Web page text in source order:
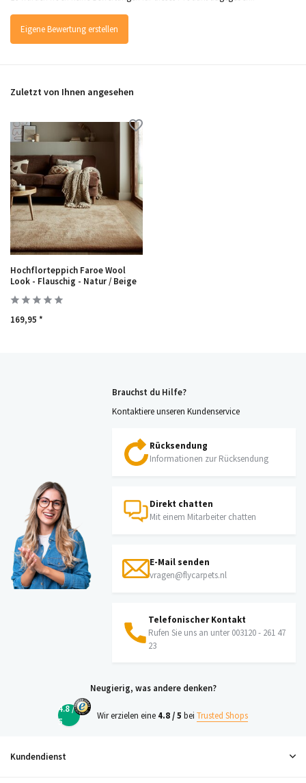
Eigene Bewertung erstellen
Zuletzt von Ihnen angesehen
Hochflorteppich Faroe Wool
Look - Flauschig - Natur / Beige
169,95 *
Brauchst du Hilfe?
Kontaktiere unseren Kundenservice
Rücksendung
Informationen zur Rücksendung
Direkt chatten
Mit einem Mitarbeiter chatten
E-Mail senden
vragen@flycarpets.nl
Telefonischer Kontakt
Rufen Sie uns an unter 003120 - 261 47
23
Neugierig, was andere denken?
4.8 /
5
Wir erzielen eine 4.8 / 5 bei Trusted Shops
Kundendienst